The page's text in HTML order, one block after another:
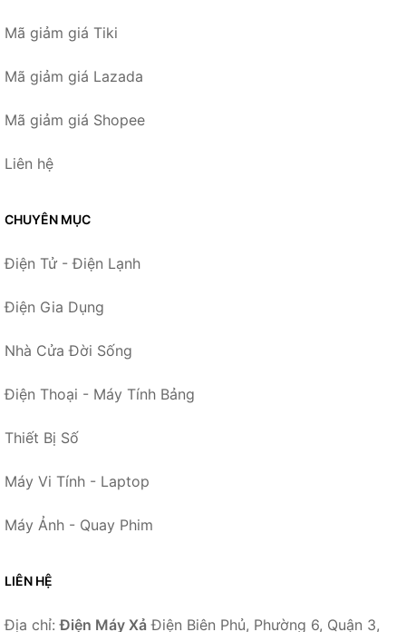
Mã giảm giá Tiki
Mã giảm giá Lazada
Mã giảm giá Shopee
Liên hệ
CHUYÊN MỤC
Điện Tử - Điện Lạnh
Điện Gia Dụng
Nhà Cửa Đời Sống
Điện Thoại - Máy Tính Bảng
Thiết Bị Số
Máy Vi Tính - Laptop
Máy Ảnh - Quay Phim
LIÊN HỆ
Địa chỉ:Điện Máy Xả Điện Biên Phủ, Phường 6, Quận 3,